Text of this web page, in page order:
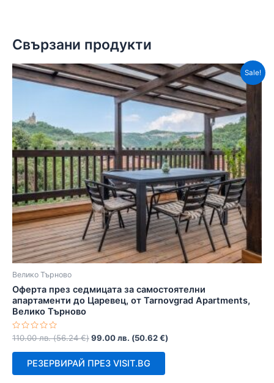
Свързани продукти
Sale!
Велико Търново
Оферта през седмицата за самостоятелни
апартаменти до Царевец, от Tarnovgrad Apartments,
Велико Търново
Оценено
с
0
110.00лв. (56.24€)99.00лв. (50.62€)
РЕЗЕРВИРАЙ ПРЕЗ VISIT.BG